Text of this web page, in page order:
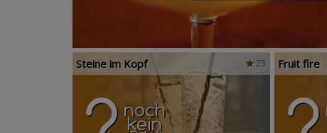
25
Steine im Kopf Fruit fire